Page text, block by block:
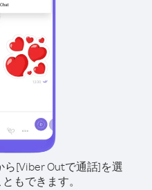
[Viber Outで通話]を選
もできます。